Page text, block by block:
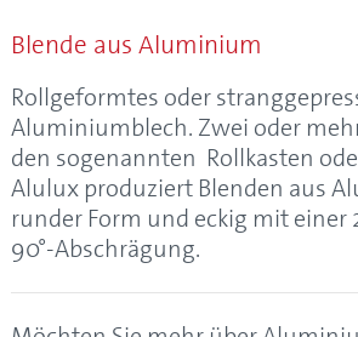
Alulux-Cleaner
Aluminium
Aluminium-Garagentore
Aluminium-Kastenrolltore
Aluminium-Profil, Aluprofil
Aluminium-Rollladen
Aluminium-Vorbaurollladen
Aluminiumgaragen
Aluminiumrollladen
Anfangsstab
Blende aus Aluminium
Rollgeformtes oder
Aluminiumblech. Zwei oder
den sogenannten Rollkasten
Alulux produziert Blenden aus
runder Form und eckig mit einer
90°-Abschrägung.